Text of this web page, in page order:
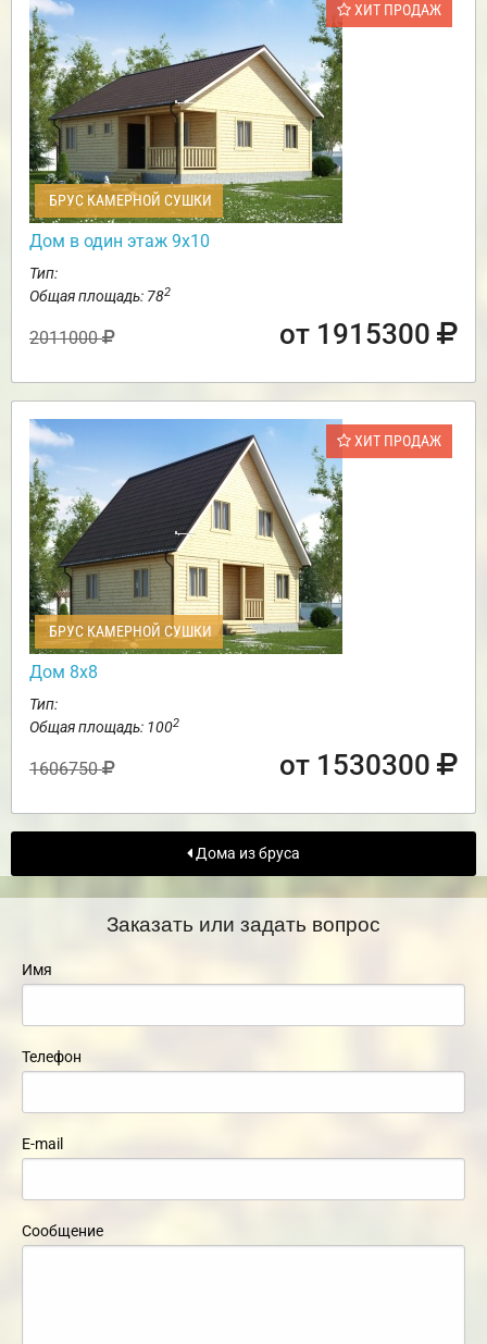
ХИТ ПРОДАЖ
БРУС КАМЕРНОЙ СУШКИ
Дом в один этаж 9х10
Тип:
Общая площадь: 782
2011000 от 1915300
ХИТ ПРОДАЖ
БРУС КАМЕРНОЙ СУШКИ
Дом 8х8
Тип:
Общая площадь: 1002
1606750 от 1530300
Дома из бруса
Заказать или задать вопрос
Имя
Телефон
E-mail
Сообщение